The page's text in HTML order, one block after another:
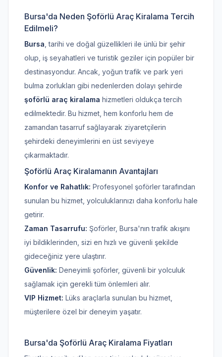
Bursa'da Neden Şoförlü Araç Kiralama Tercih
Edilmeli?
Bursa , tarihi ve doğal güzellikleri ile ünlü bir şehir
olup, iş seyahatleri ve turistik geziler için popüler bir
destinasyondur. Ancak, yoğun trafik ve park yeri
bulma zorlukları gibi nedenlerden dolayı şehirde
şoförlü araç kiralama hizmetleri oldukça tercih
edilmektedir. Bu hizmet, hem konforlu hem de
zamandan tasarruf sağlayarak ziyaretçilerin
şehirdeki deneyimlerini en üst seviyeye
çıkarmaktadır.
Şoförlü Araç Kiralamanın Avantajları
Konfor ve Rahatlık: Profesyonel şoförler tarafından
sunulan bu hizmet, yolculuklarınızı daha konforlu hale
getirir.
Zaman Tasarrufu: Şoförler, Bursa'nın trafik akışını
iyi bildiklerinden, sizi en hızlı ve güvenli şekilde
gideceğiniz yere ulaştırır.
Güvenlik: Deneyimli şoförler, güvenli bir yolculuk
sağlamak için gerekli tüm önlemleri alır.
VIP Hizmet: Lüks araçlarla sunulan bu hizmet,
müşterilere özel bir deneyim yaşatır.
Bursa'da Şoförlü Araç Kiralama Fiyatları